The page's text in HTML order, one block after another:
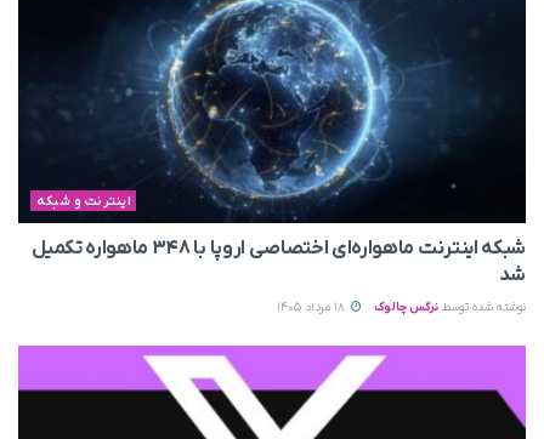
اینترنت و شبکه
شبکه اینترنت ماهواره‌ای اختصاصی اروپا با ۳۴۸ ماهواره تکمیل
شد
نوشته شده توسط نرگس چالوک